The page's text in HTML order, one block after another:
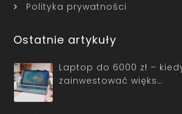
Polityka prywatności
Ostatnie artykuły
Laptop do 6000 zł –
zainwestować więks…